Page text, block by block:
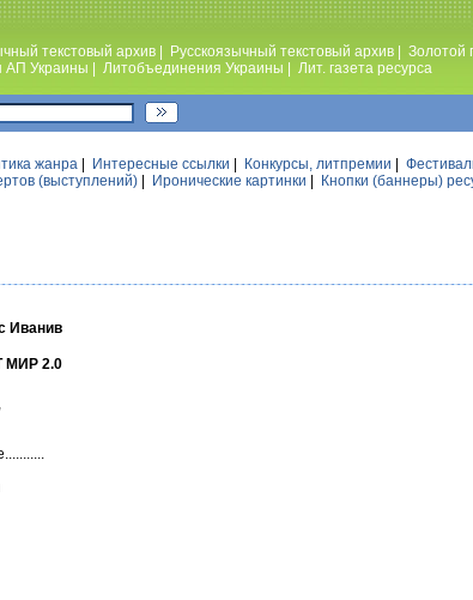
текстовый архив Русскоязычный текстовый архив Золотой
АП Украины Литобъединения Украины Лит. газета ресурса
жанра Интересные ссылки Конкурсы, литпремии
(выступлений) Иронические картинки Кнопки (баннеры)
Иванив
МИР 2.0